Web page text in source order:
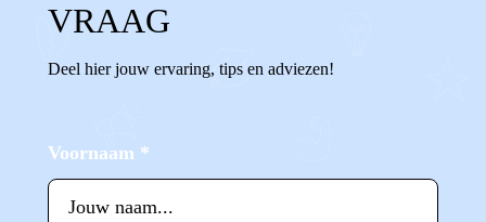
VRAAG
Deel hier jouw ervaring, tips en adviezen!
Voornaam *